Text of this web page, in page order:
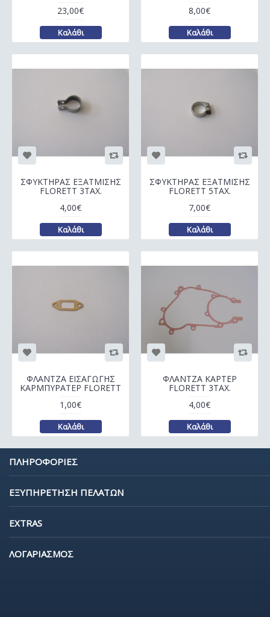
23,00€
Καλάθι
8,00€
Καλάθι
ΣΦΥΚΤΗΡΑΣ ΕΞΑΤΜΙΣΗΣ
FLORETT 3ΤΑΧ.
4,00€
Καλάθι
ΣΦΥΚΤΗΡΑΣ ΕΞΑΤΜΙΣΗΣ
FLORETT 5ΤΑΧ.
7,00€
Καλάθι
ΦΛΑΝΤΖΑ ΕΙΣΑΓΩΓΗΣ
ΚΑΡΜΠΥΡΑΤΕΡ FLORETT
1,00€
Καλάθι
ΦΛΑΝΤΖΑ ΚΑΡΤΕΡ
FLORETT 3ΤΑΧ.
4,00€
Καλάθι
ΠΛΗΡΟΦΟΡΙΕΣ
ΕΞΥΠΗΡΕΤΗΣΗ ΠΕΛΑΤΩΝ
EXTRAS
ΛΟΓΑΡΙΑΣΜΟΣ